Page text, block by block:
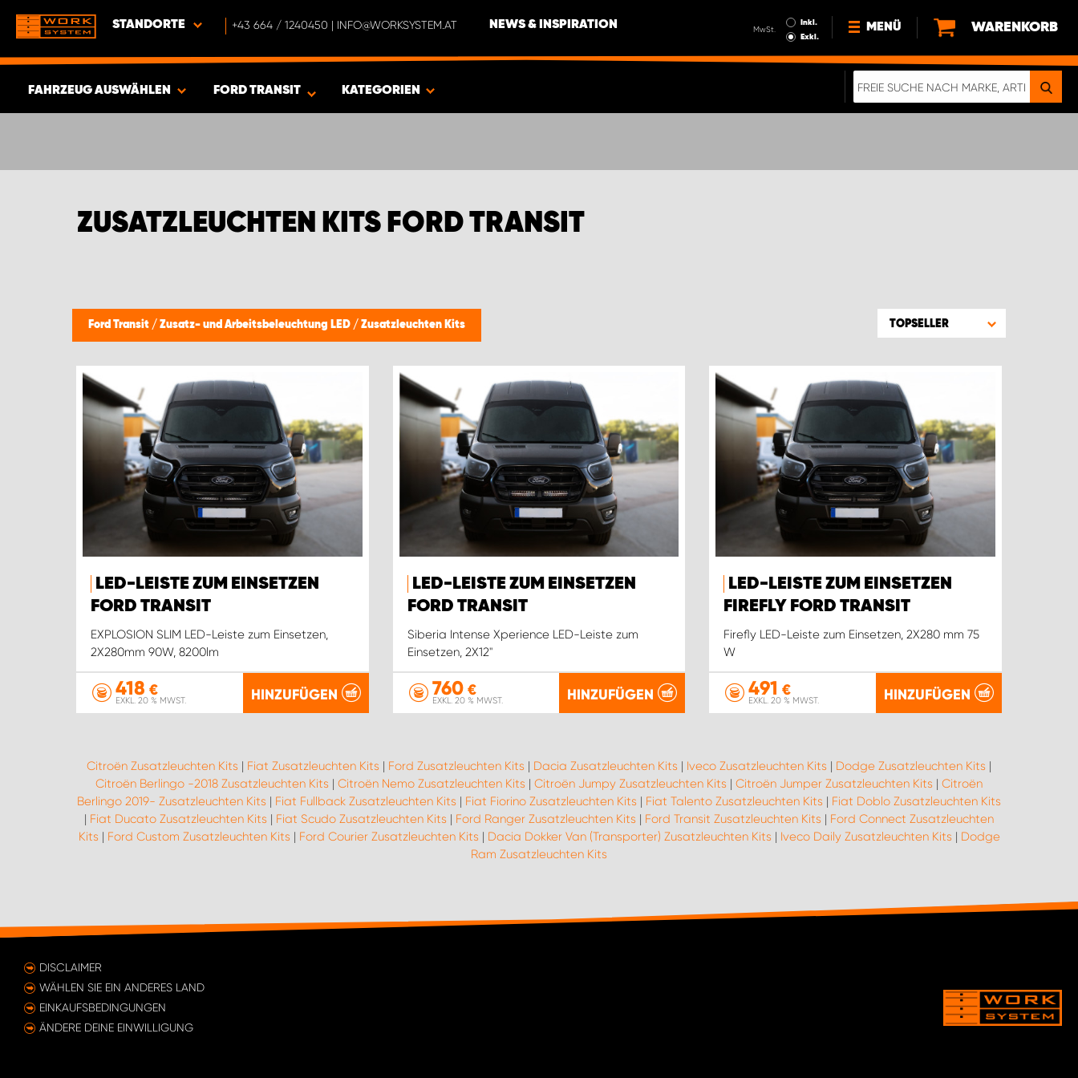
STANDORTE +43 664 / 1240450 | INFO@WORKSYSTEM.AT NEWS & INSPIRATION MwSt.
Inkl.
Exkl.
MENÜ
NEWS
WARENKORB
FAHRZEUG AUSWÄHLEN
ARTIKEL
FORD TRANSIT KATEGORIEN
ZUSATZLEUCHTEN KITS FORD TRANSIT
Ford Transit / Zusatz- und Arbeitsbeleuchtung LED / Zusatzleuchten Kits TOPSELLER
LED-LEISTE ZUM EINSETZEN
FORD TRANSIT
EXPLOSION SLIM LED-Leiste zum Einsetzen,
2X280mm 90W, 8200lm
418 €
EXKL. 20 % MWST. HINZUFÜGEN
LED-LEISTE ZUM EINSETZEN
FORD TRANSIT
Siberia Intense Xperience LED-Leiste zum
Einsetzen, 2X12''
760€
EXKL. 20 % MWST. HINZUFÜGEN
LED-LEISTE ZUM EINSETZEN
FIREFLY FORD TRANSIT
Firefly LED-Leiste zum Einsetzen, 2X280 mm 75
W
491 €
EXKL. 20 % MWST. HINZUFÜGEN
Citroën Zusatzleuchten Kits | Fiat Zusatzleuchten Kits | Ford Zusatzleuchten Kits | Dacia Zusatzleuchten Kits | Iveco Zusatzleuchten Kits | Dodge Zusatzleuchten Kits |
Citroën Berlingo -2018 Zusatzleuchten Kits | Citroën Nemo Zusatzleuchten Kits | Citroën Jumpy Zusatzleuchten Kits | Citroën Jumper Zusatzleuchten Kits | Citroën
Berlingo 2019- Zusatzleuchten Kits | Fiat Fullback Zusatzleuchten Kits | Fiat Fiorino Zusatzleuchten Kits | Fiat Talento Zusatzleuchten Kits | Fiat Doblo Zusatzleuchten Kits
| Fiat Ducato Zusatzleuchten Kits | Fiat Scudo Zusatzleuchten Kits | Ford Ranger Zusatzleuchten Kits | Ford Transit Zusatzleuchten Kits | Ford Connect Zusatzleuchten
Kits | Ford Custom Zusatzleuchten Kits | Ford Courier Zusatzleuchten Kits | Dacia Dokker Van (Transporter) Zusatzleuchten Kits | Iveco Daily Zusatzleuchten Kits | Dodge
Ram Zusatzleuchten Kits
DISCLAIMER
WÄHLEN SIE EIN ANDERES LAND
EINKAUFSBEDINGUNGEN
ÄNDERE DEINE EINWILLIGUNG